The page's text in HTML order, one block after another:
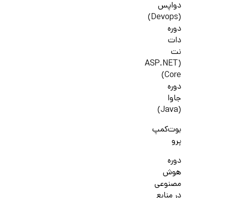
دواپس
(Devops)
دوره
دات
نت
(ASP.NET
Core)
دوره
جاوا
(Java)
بوت‌کمپ
پرو
دوره
هوش
مصنوعی